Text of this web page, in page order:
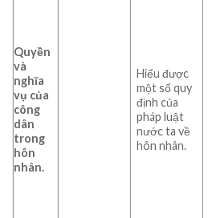
Quyền
và
nghĩa
vụ của
công
dân
trong
hôn
nhân.
Hiểu được
một số quy
định của
pháp luật
nước ta về
hôn nhân.